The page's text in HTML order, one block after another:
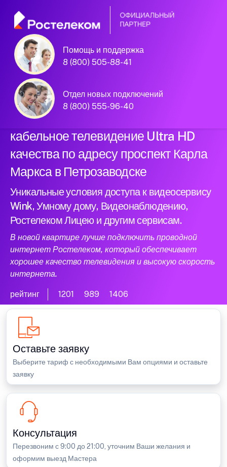
Помощь и поддержка
8 (800) 505-88-41
Отдел новых подключений
8 (800) 555-96-40
Официальный
партнер Ростелеком
Подключили новый интернет и
кабельное телевидение Ultra HD
качества по адресу проспект Карла
Маркса в Петрозаводске
Уникальные условия доступа к видеосервису
Wink, Умному дому, Видеонаблюдению,
Ростелеком Лицею и другим сервисам.
В новой квартире лучше подключить проводной
интернет Ростелеком, который обеспечивает
хорошее качество телевидения и высокую скорость
интернета.
рейтинг 1201 989 1406
Оставьте заявку
Выберите тариф с необходимыми Вам опциями и оставьте
заявку
Консультация
Перезвоним с 9:00 до 21:00, уточним Ваши желания и
оформим выезд Мастера